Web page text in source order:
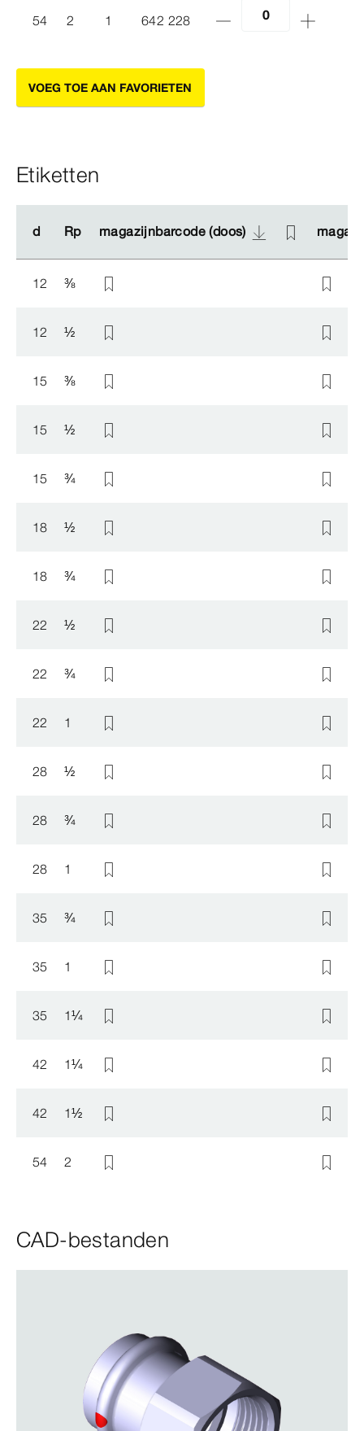
54 2 1 642 228
VOEG TOE AAN FAVORIETEN
Etiketten
d Rp magazijnbarcode (doos)
d Rp magazijnbarcode (doos)
12 ⅜
12 ½
15 ⅜
15 ½
15 ¾
18 ½
18 ¾
22 ½
22 ¾
22 1
28 ½
28 ¾
28 1
35 ¾
35 1
35 1¼
42 1¼
42 1½
54 2
CAD-bestanden